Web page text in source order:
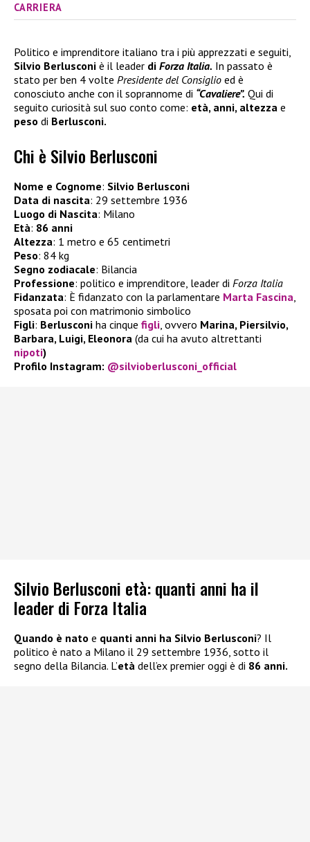
CARRIERA
Politico e imprenditore italiano tra i più apprezzati e seguiti,
Silvio Berlusconi è il leader di Forza Italia. In passato è
stato per ben 4 volte Presidente del Consiglio ed è
conosciuto anche con il soprannome di “Cavaliere”. Qui di
seguito curiosità sul suo conto come: età, anni, altezza e
peso di Berlusconi.
Chi è Silvio Berlusconi
Nome e Cognome: Silvio Berlusconi
Data di nascita: 29 settembre 1936
Luogo di Nascita: Milano
Età: 86 anni
Altezza: 1 metro e 65 centimetri
Peso: 84 kg
Segno zodiacale: Bilancia
Professione: politico e imprenditore, leader di Forza Italia
Fidanzata: È fidanzato con la parlamentare Marta Fascina,
sposata poi con matrimonio simbolico
Figli: Berlusconi ha cinque figli, ovvero Marina, Piersilvio,
Barbara, Luigi, Eleonora (da cui ha avuto altrettanti
nipoti)
Profilo Instagram: @silvioberlusconi_official
Silvio Berlusconi età: quanti anni ha il
leader di Forza Italia
Quando è nato e quanti anni ha Silvio Berlusconi? Il
politico è nato a Milano il 29 settembre 1936, sotto il
segno della Bilancia. L’età dell’ex premier oggi è di 86 anni.